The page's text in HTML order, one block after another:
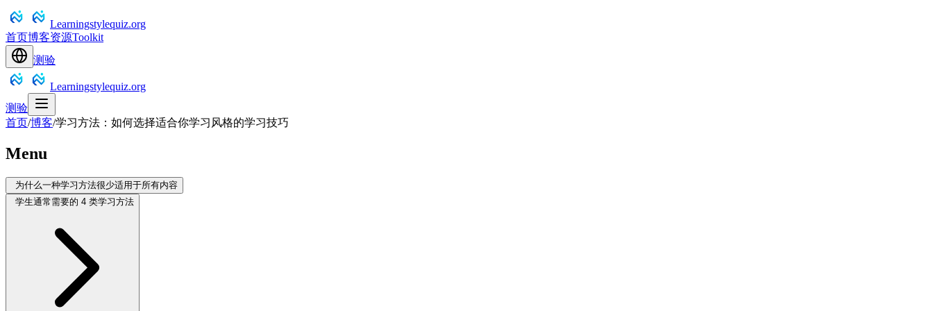
Learningstylequiz.org
首页博客资源Toolkit
测验
Learningstylequiz.org
测验
首页/博客/学习方法：如何选择适合你学习风格的学习技巧
Menu
为什么一种学习方法很少适用于所有内容
学生通常需要的 4 类学习方法